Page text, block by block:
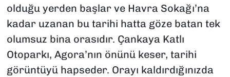
olduğu yerden başlar ve Havra Sokağı’na
kadar uzanan bu tarihi hatta göze batan tek
olumsuz bina orasıdır. Çankaya Katlı
Otoparkı, Agora’nın önünü keser, tarihi
görüntüyü hapseder. Orayı kaldırdığınızda